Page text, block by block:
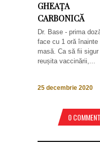
GHEAȚA
CARBONICĂ
Dr. Base - prima
face cu 1 oră înainte
masă. Ca să fii sigur
reușita vaccinării,...
25 decembrie 2020
0 COMMENT